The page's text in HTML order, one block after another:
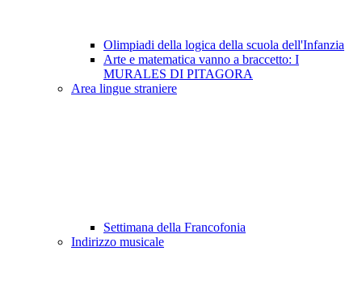
Olimpiadi della logica della scuola dell'Infanzia
Arte e matematica vanno a braccetto: I
MURALES DI PITAGORA
Area lingue straniere
Settimana della Francofonia
Indirizzo musicale